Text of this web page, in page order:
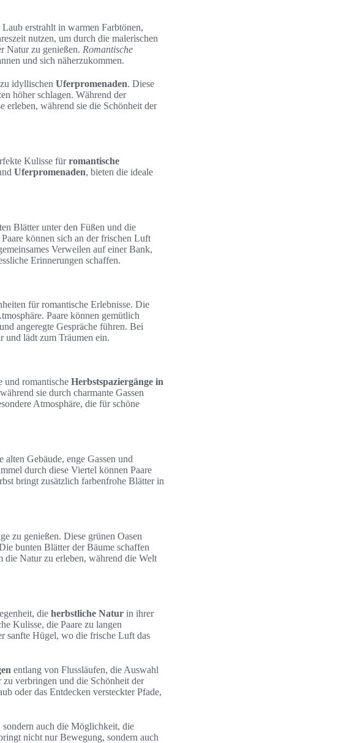
erstrahlt in warmen Farbtönen,
nutzen, um durch die malerischen
Natur zu genießen. Romantische
und sich näherzukommen.
idyllischen Uferpromenaden. Diese
höher schlagen. Während der
erleben, während sie die Schönheit der
Kulisse fürromantische
Uferpromenaden, bieten die ideale
Blätter unter den Füßen und die
können sich an der frischen Luft
Verweilen auf einer Bank,
Erinnerungen schaffen.
für romantische Erlebnisse. Die
Paare können gemütlich
angeregte Gespräche führen. Bei
und lädt zum Träumen ein.
und romantische Herbstspaziergänge in
sie durch charmante Gassen
Atmosphäre, die für schöne
Gebäude, enge Gassen und
durch diese Viertel können Paare
bringt zusätzlich farbenfrohe Blätter in
zu genießen. Diese grünen Oasen
bunten Blätter der Bäume schaffen
die Natur zu erleben, während die Welt
die herbstliche Natur in ihrer
Kulisse, die Paare zu langen
sanfte Hügel, wo die frische Luft das
entlang von Flussläufen, die Auswahl
verbringen und die Schönheit der
oder das Entdecken versteckter Pfade,
auch die Möglichkeit, die
nicht nur Bewegung, sondern auch